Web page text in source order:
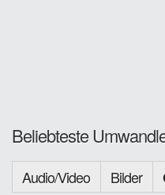
Beliebteste
Audio/Video Bilder